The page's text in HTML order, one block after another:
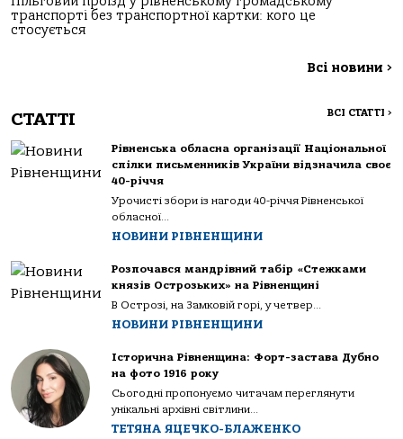
транспорті без транспортної картки: кого це
стосується
Всі новини >
СТАТТІ ВСІ СТАТТІ >
Рівненська обласна організації Національної
спілки письменників України відзначила своє
40-річчя
Урочисті збори із нагоди 40-річчя Рівненської
обласної...
НОВИНИ РІВНЕНЩИНИ
Розпочався мандрівний табір «Стежками
князів Острозьких» на Рівненщині
В Острозі, на Замковій горі, у четвер...
НОВИНИ РІВНЕНЩИНИ
Історична Рівненщина: Форт-застава Дубно
на фото 1916 року
Сьогодні пропонуємо читачам переглянути
унікальні архівні світлини...
ТЕТЯНА ЯЦЕЧКО-БЛАЖЕНКО